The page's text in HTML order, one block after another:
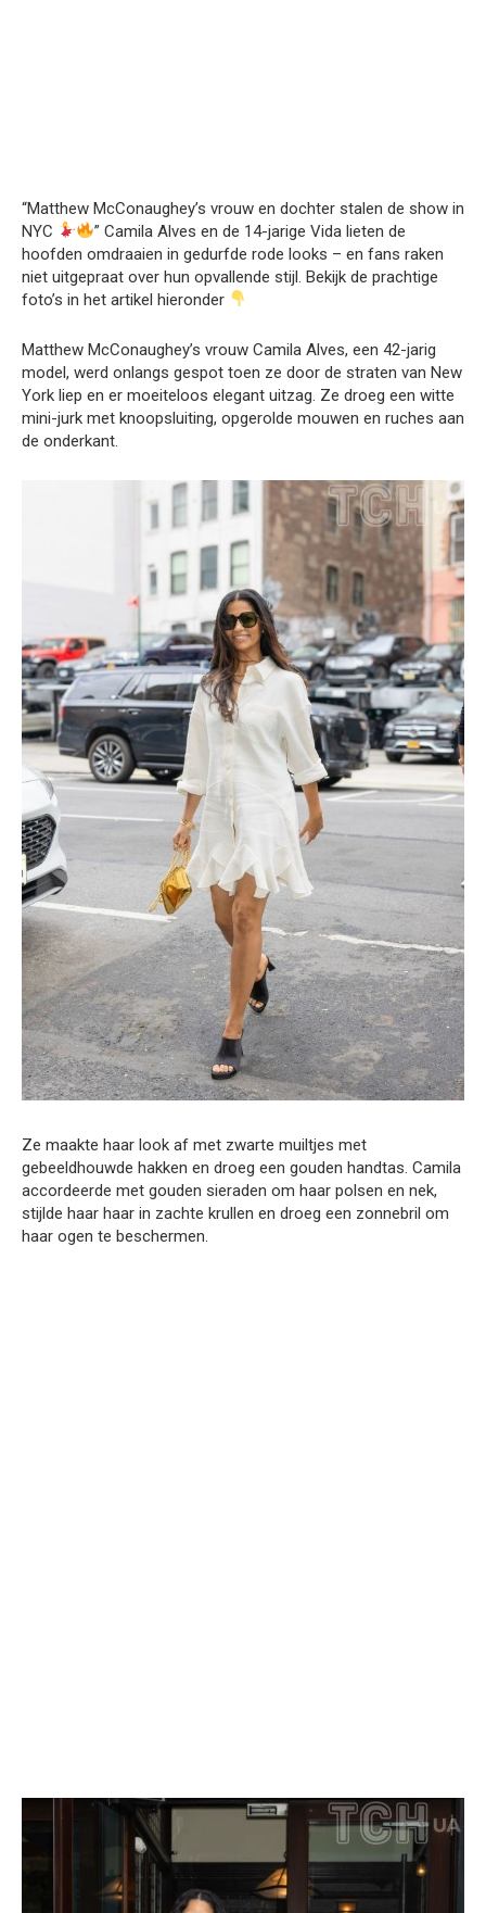
“Matthew McConaughey’s vrouw en dochter stalen de show in
NYC
” Camila Alves en de 14-jarige Vida lieten de
hoofden omdraaien in gedurfde rode looks – en fans raken
niet uitgepraat over hun opvallende stijl. Bekijk de prachtige
foto’s in het artikel hieronder
Matthew McConaughey’s vrouw Camila Alves, een 42-jarig
model, werd onlangs gespot toen ze door de straten van New
York liep en er moeiteloos elegant uitzag. Ze droeg een witte
mini-jurk met knoopsluiting, opgerolde mouwen en ruches aan
de onderkant.
Ze maakte haar look af met zwarte muiltjes met
gebeeldhouwde hakken en droeg een gouden handtas. Camila
accordeerde met gouden sieraden om haar polsen en nek,
stijlde haar haar in zachte krullen en droeg een zonnebril om
haar ogen te beschermen.